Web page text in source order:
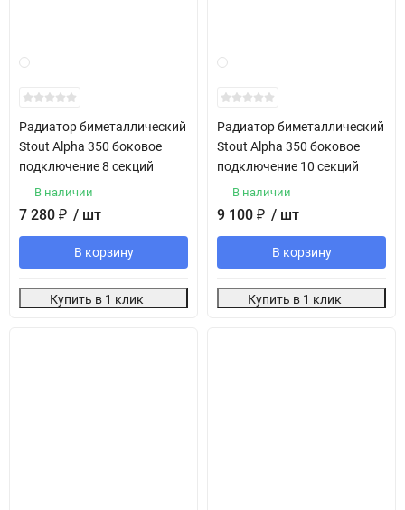
Радиатор биметаллический
Stout Alpha 350 боковое
подключение 8 секций
В наличии
7 280 ₽ / шт
В корзину
Купить в 1 клик
Радиатор биметаллический
Stout Alpha 350 боковое
подключение 10 секций
В наличии
9 100 ₽ / шт
В корзину
Купить в 1 клик